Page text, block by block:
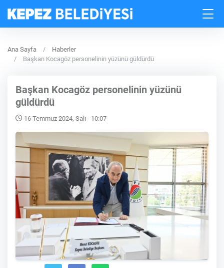
Ana Sayfa
Haberler
Başkan Kocagöz personelinin yüzünü güldürdü
Başkan Kocagöz personelinin yüzünü
güldürdü
16 Temmuz 2024, Salı - 10:07